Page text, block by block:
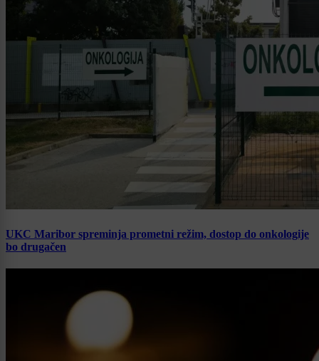
UKC Maribor spreminja prometni režim, dostop do onkologije
bo drugačen